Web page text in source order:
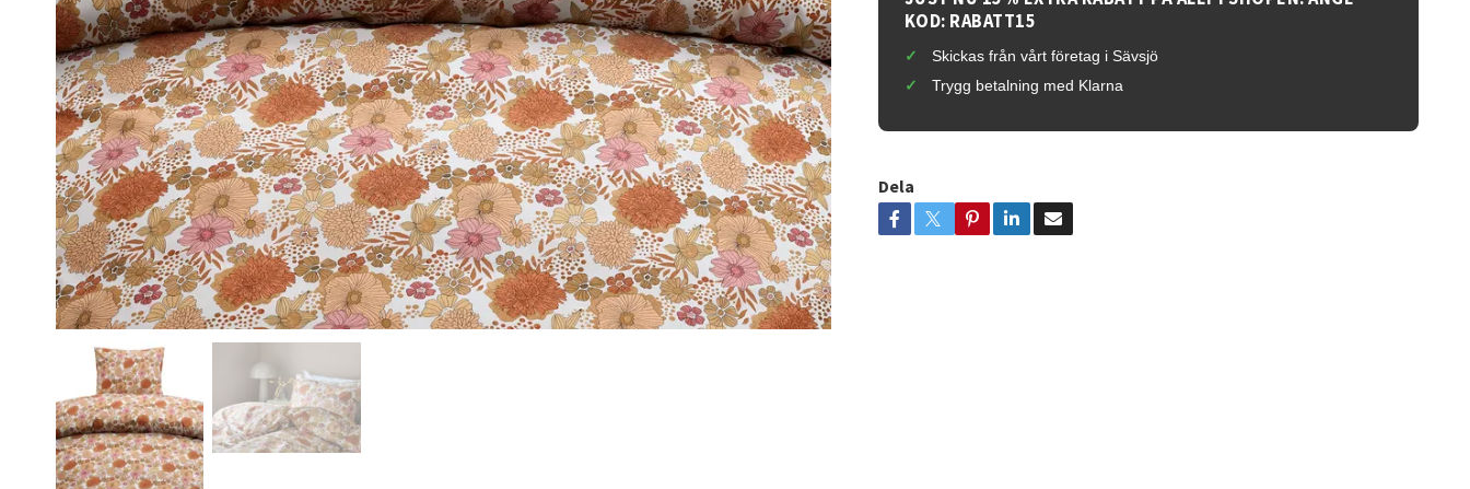
KOD: RABATT15
Skickas från vårt företag i Sävsjö
Trygg betalning med Klarna
Dela